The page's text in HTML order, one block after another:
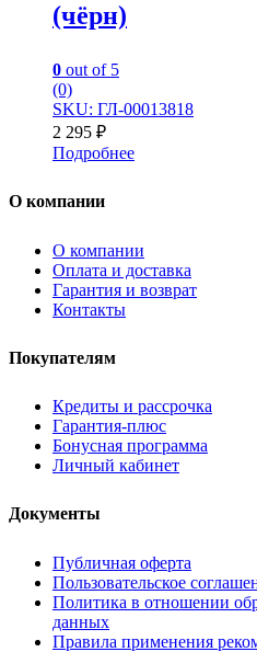
(чёрн)
0 out of 5
(0)
SKU: ГЛ-00013818
2 295 ₽
Подробнее
О компании
О компании
Оплата и доставка
Гарантия и возврат
Контакты
Покупателям
Кредиты и рассрочка
Гарантия-плюс
Бонусная программа
Личный кабинет
Документы
Публичная оферта
Пользовательское
Политика в отношении
данных
Правила применения